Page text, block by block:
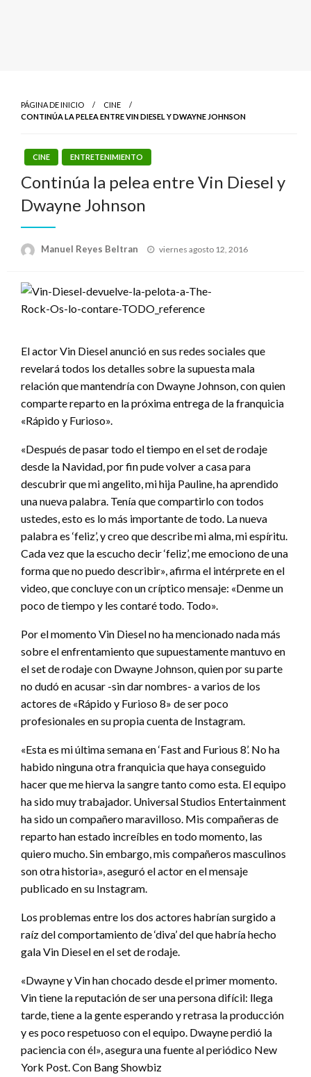
PÁGINA DE INICIO
CINE
CONTINÚA LA PELEA ENTRE VIN DIESEL Y DWAYNE JOHNSON
CINE ENTRETENIMIENTO
Continúa la pelea entre Vin Diesel y
Dwayne Johnson
Manuel Reyes Beltran
Publicado
viernes agosto 12, 2016
El actor Vin Diesel anunció en sus redes sociales que
revelará todos los detalles sobre la supuesta mala
relación que mantendría con Dwayne Johnson, con quien
comparte reparto en la próxima entrega de la franquicia
«Rápido y Furioso».
«Después de pasar todo el tiempo en el set de rodaje
desde la Navidad, por fin pude volver a casa para
descubrir que mi angelito, mi hija Pauline, ha aprendido
una nueva palabra. Tenía que compartirlo con todos
ustedes, esto es lo más importante de todo. La nueva
palabra es ‘feliz’, y creo que describe mi alma, mi espíritu.
Cada vez que la escucho decir ‘feliz’, me emociono de una
forma que no puedo describir», afirma el intérprete en el
video, que concluye con un críptico mensaje: «Denme un
poco de tiempo y les contaré todo. Todo».
Por el momento Vin Diesel no ha mencionado nada más
sobre el enfrentamiento que supuestamente mantuvo en
el set de rodaje con Dwayne Johnson, quien por su parte
no dudó en acusar -sin dar nombres- a varios de los
actores de «Rápido y Furioso 8» de ser poco
profesionales en su propia cuenta de Instagram.
«Esta es mi última semana en ‘Fast and Furious 8’. No ha
habido ninguna otra franquicia que haya conseguido
hacer que me hierva la sangre tanto como esta. El equipo
ha sido muy trabajador. Universal Studios Entertainment
ha sido un compañero maravilloso. Mis compañeras de
reparto han estado increíbles en todo momento, las
quiero mucho. Sin embargo, mis compañeros masculinos
son otra historia», aseguró el actor en el mensaje
publicado en su Instagram.
Los problemas entre los dos actores habrían surgido a
raíz del comportamiento de ‘diva’ del que habría hecho
gala Vin Diesel en el set de rodaje.
«Dwayne y Vin han chocado desde el primer momento.
Vin tiene la reputación de ser una persona difícil: llega
tarde, tiene a la gente esperando y retrasa la producción
y es poco respetuoso con el equipo. Dwayne perdió la
paciencia con él», asegura una fuente al periódico New
York Post. Con Bang Showbiz